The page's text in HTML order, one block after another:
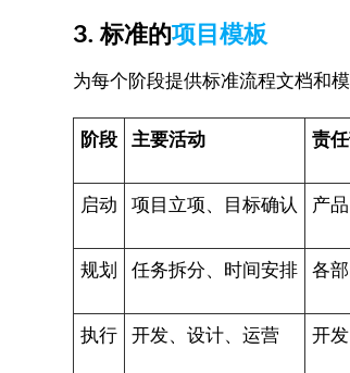
3. 标准的项目模板
为每个阶段提供标准流程文档和
阶段 主要活动 责
启动 项目立项、目标确认 产
规划 任务拆分、时间安排 各
执行 开发、设计、运营 开